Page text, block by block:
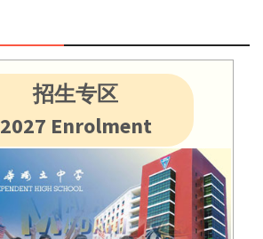
招生专区
2027 Enrolment